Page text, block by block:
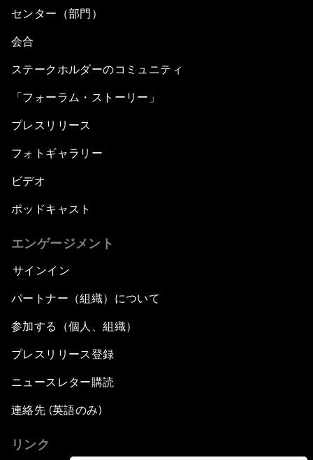
センター（部門）
会合
ステークホルダーのコミュニティ
「フォーラム・ストーリー」
プレスリリース
フォトギャラリー
ビデオ
ポッドキャスト
エンゲージメント
サインイン
パートナー（組織）について
参加する（個人、組織）
プレスリリース登録
ニュースレター購読
連絡先 (英語のみ)
リンク